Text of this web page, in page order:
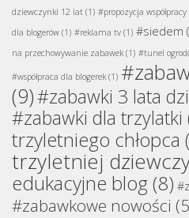
dziewczynki 12 lat (1) #propozycja
dla blogerów (1) #reklama tv (1) #siedem
na przechowywanie zabawek(1) #tunel
#współpraca dla blogerek(1)
(9)#zabawki 3 lata
#zabawki dla trzylatki
trzyletniego chłopca
trzyletniej
edukacyjne blog(8)
#zabawkowe nowości